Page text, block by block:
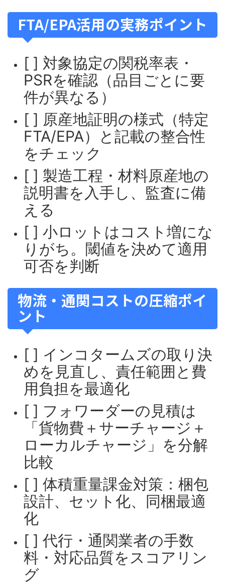
FTA/EPA活用の実務ポイント
[ ] 対象協定の関税率表・
PSRを確認（品目ごとに要
件が異なる）
[ ] 原産地証明の様式（特定
FTA/EPA）と記載の整合性
をチェック
[ ] 製造工程・材料原産地の
説明書を入手し、監査に備
える
[ ] 小ロットはコスト増にな
りがち。閾値を決めて適用
可否を判断
物流・通関コストの圧縮ポイ
ント
[ ] インコタームズの取り決
めを見直し、責任範囲と費
用負担を最適化
[ ] フォワーダーの見積は
「貨物費＋サーチャージ＋
ローカルチャージ」を分解
比較
[ ] 体積重量課金対策：梱包
設計、セット化、同梱最適
化
[ ] 代行・通関業者の手数
料・対応品質をスコアリン
グ